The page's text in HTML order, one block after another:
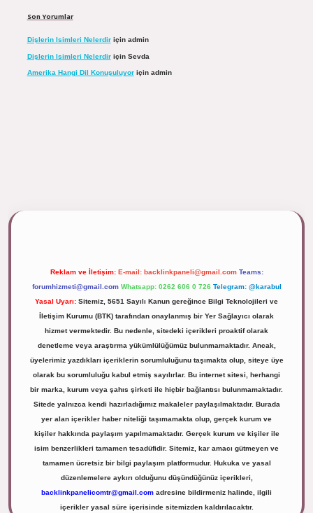
Son Yorumlar
Dişlerin Isimleri Nelerdiriçin admin
Dişlerin Isimleri Nelerdiriçin Sevda
Amerika Hangi Dil Konuşuluyoriçin admin
Reklam ve İletişim: E-mail: backlinkpaneli@gmail.com Teams:
forumhizmeti@gmail.com Whatsapp: 0262 606 0 726 Telegram: @karabul
Yasal Uyarı: Sitemiz, 5651 Sayılı Kanun gereğince Bilgi Teknolojileri ve
İletişim Kurumu (BTK) tarafından onaylanmış bir Yer Sağlayıcı olarak
hizmet vermektedir. Bu nedenle, sitedeki içerikleri proaktif olarak
denetleme veya araştırma yükümlülüğümüz bulunmamaktadır. Ancak,
üyelerimiz yazdıkları içeriklerin sorumluluğunu taşımakta olup, siteye üye
olarak bu sorumluluğu kabul etmiş sayılırlar. Bu internet sitesi, herhangi
bir marka, kurum veya şahıs şirketi ile hiçbir bağlantısı bulunmamaktadır.
Sitede yalnızca kendi hazırladığımız makaleler paylaşılmaktadır. Burada
yer alan içerikler haber niteliği taşımamakta olup, gerçek kurum ve
kişiler hakkında paylaşım yapılmamaktadır. Gerçek kurum ve kişiler ile
isim benzerlikleri tamamen tesadüfidir. Sitemiz, kar amacı gütmeyen ve
tamamen ücretsiz bir bilgi paylaşım platformudur. Hukuka ve yasal
düzenlemelere aykırı olduğunu düşündüğünüz içerikleri,
backlinkpanelicomtr@gmail.com adresine bildirmeniz halinde, ilgili
içerikler yasal süre içerisinde sitemizden kaldırılacaktır.